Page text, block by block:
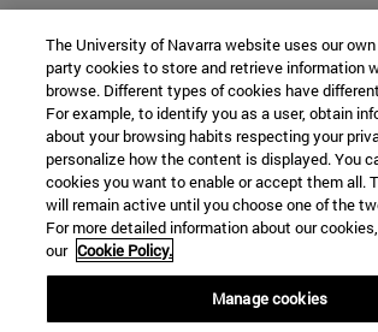
The University of Navarra website uses our
party cookies to store and retrieve information
browse. Different types of cookies have
For example, to identify you as a user, obtain
about your browsing habits respecting your
personalize how the content is displayed. You
cookies you want to enable or accept them all.
will remain active until you choose one of the
For more detailed information about our
our Cookie Policy.
Manage cookies